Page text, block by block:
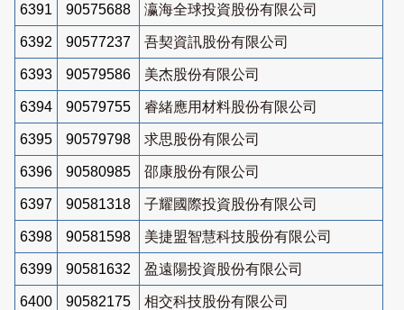
6391 90575688 瀛海全球投資股份有限公司
6392 90577237 吾契資訊股份有限公司
6393 90579586 美杰股份有限公司
6394 90579755 睿緒應用材料股份有限公司
6395 90579798 求思股份有限公司
6396 90580985 邵康股份有限公司
6397 90581318 子耀國際投資股份有限公司
6398 90581598 美捷盟智慧科技股份有限公司
6399 90581632 盈遠陽投資股份有限公司
6400 90582175
相交科技股份有限公司